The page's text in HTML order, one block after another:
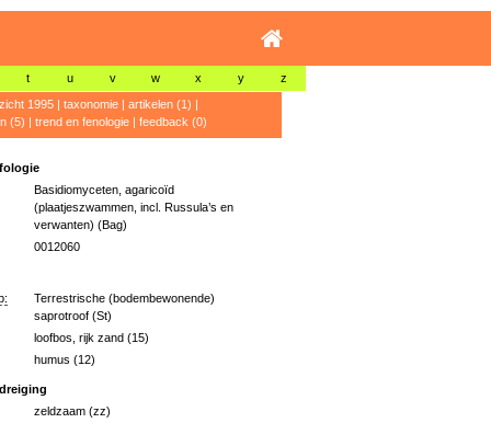
t u v w x y z
1995| taxonomie| artikelen (1) |
(5) | trend en fenologie| feedback (0)
Basidiomyceten, agaricoïd
(plaatjeszwammen, incl. Russula’s en
verwanten) (Bag)
0012060
Terrestrische (bodembewonende)
saprotroof (St)
loofbos, rijk zand (15)
humus (12)
zeldzaam (zz)